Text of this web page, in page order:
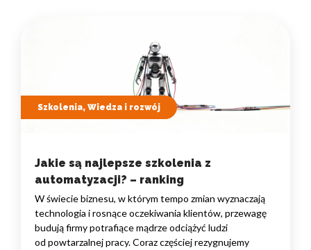
Szkolenia, Wiedza i rozwój
Jakie są najlepsze szkolenia z
automatyzacji? – ranking
W świecie biznesu, w którym tempo zmian wyznaczają
technologia i rosnące oczekiwania klientów, przewagę
budują firmy potrafiące mądrze odciążyć ludzi
od powtarzalnej pracy. Coraz częściej rezygnujemy